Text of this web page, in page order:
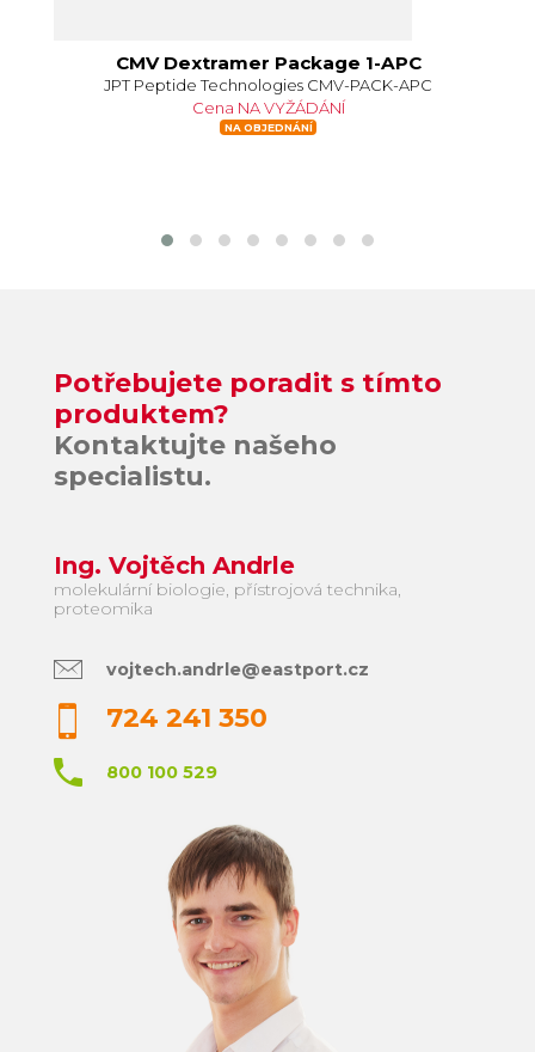
CMV Dextramer Package 1-APC
JPT Peptide Technologies CMV-PACK-APC
Cena NA VYŽÁDÁNÍ
NA OBJEDNÁNÍ
Potřebujete poradit s tímto
produktem?
Kontaktujte našeho
specialistu.
Ing. Vojtěch Andrle
molekulární biologie, přístrojová technika,
proteomika
vojtech.andrle@eastport.cz
724 241 350
800 100 529